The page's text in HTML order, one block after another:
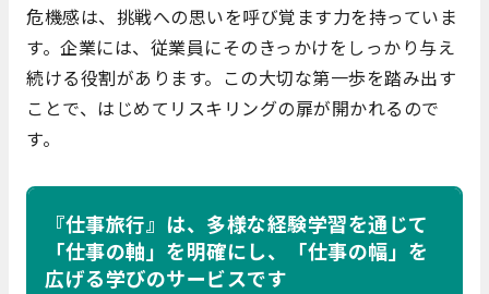
危機感は、挑戦への思いを呼び覚ます力を持っていま
す。企業には、従業員にそのきっかけをしっかり与え
続ける役割があります。この大切な第一歩を踏み出す
ことで、はじめてリスキリングの扉が開かれるので
す。
『仕事旅行』は、多様な経験学習を通じて
「仕事の軸」を明確にし、「仕事の幅」を
広げる学びのサービスです